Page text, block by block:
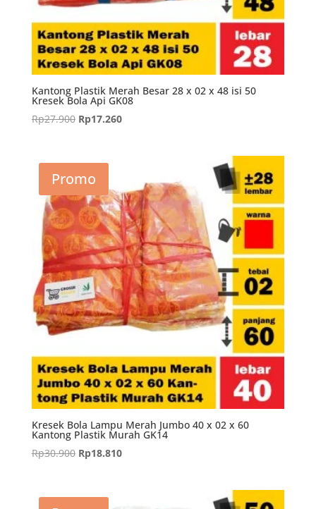
Kantong Plastik Merah Besar 28 x 02 x 48 isi 50
Kresek Bola Api GK08
Rp27.900 Harga
Rp27.900.
Rp17.260Harga
Rp17.260.
Promo
Kresek Bola Lampu Merah Jumbo 40 x 02 x 60
Kantong Plastik Murah GK14
Rp30.900 Harga
Rp30.900.
Rp18.810Harga